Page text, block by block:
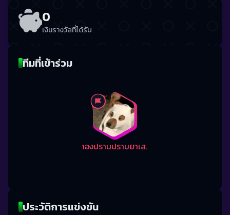
0
เงินรางวัลที่ได้รับ
ทีมที่เข้าร่วม
กองปราบปรามยาเสพติด888
ประวัติการแข่งขัน